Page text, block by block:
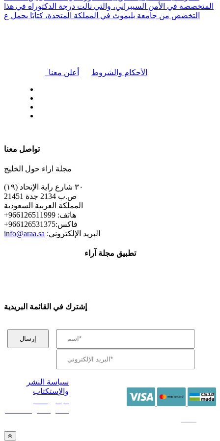
المتخصصة في الأمن السيبراني، والتي نالت درجة الدكتوراه في هذا
التخصص من جامعة بليموث في المملكة المتحدة، كتابًا يحمل ع
أعلن معنا الأحكام والشروط
تواصل معنا
مجلة اراء حول الخليج
٣٠ شارع راية الإتحاد (١٩)
ص.ب 2134 جدة 21451
المملكة العربية السعودية
+هاتف: 966126511999
+فاكس:966126531375
info@araa.sa :البريد الإلكتروني
تطبيق مجلة آراء
إشترك في القائمة البريدية
سياسة النشر
والإستكتاب